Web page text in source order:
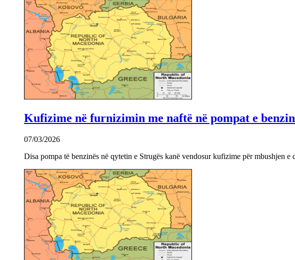
Kufizime në furnizimin me naftë në pompat e
07/03/2026
Disa pompa të benzinës në qytetin e Strugës kanë vendosur kufizime për mbushjen